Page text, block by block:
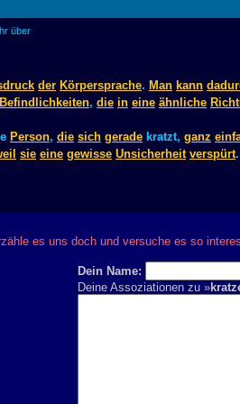
über
der Körpersprache. Man kann
Befindlichkeiten, die in eine ähnliche
Person, die sich gerade kratzt, ganz
sie eine gewisse Unsicherheit verspürt.
es uns doch und versuche es so
Dein Name:
Deine Assoziationen zu »